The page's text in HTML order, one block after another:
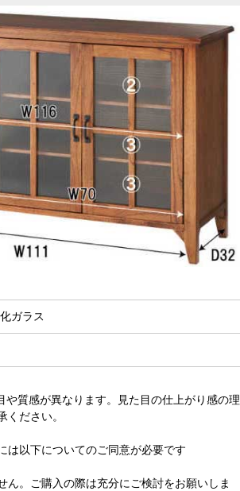
ガラス
質感が異なります。見た目の仕上がり感の理
ださい。
は以下についてのご同意が必要です
。ご購入の際は充分にご検討をお願いしま